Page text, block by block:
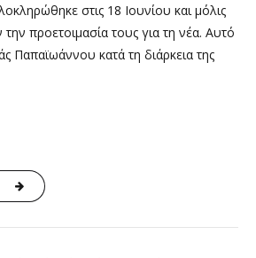
στις 18 Ιουνίου και μόλις
προετοιμασία τους για τη νέα. Αυτό
Παπαϊωάννου κατά τη διάρκεια της